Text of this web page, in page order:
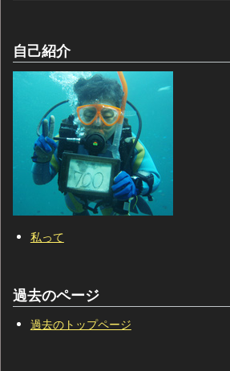
自己紹介
私って
過去のページ
過去のトップページ